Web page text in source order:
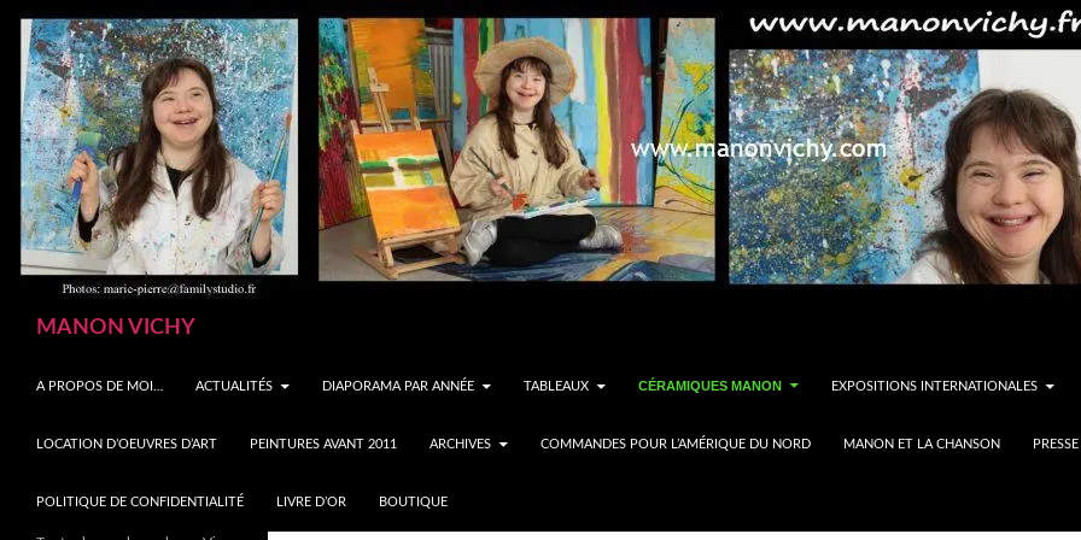
contenu
MANON VICHY
A PROPOS DE MOI… ACTUALITÉS DIAPORAMA PAR ANNÉE TABLEAUX CÉRAMIQUES MANON EXPOSITIONS INTERNATIONALES
LOCATION D’OEUVRES D’ART PEINTURES AVANT 2011 ARCHIVES COMMANDES POUR L’AMÉRIQUE DU NORD MANON ET LA CHANSON PRESSE
POLITIQUE DE CONFIDENTIALITÉ LIVRE D’OR BOUTIQUE